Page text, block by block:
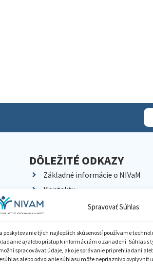
Spravovať Súhlas
poskytovanie tých najlepších skúseností používame
a/alebo prístup k informáciám o zariadení. Súhlas
spracovávať údaje, ako je správanie pri prehliadaní
alebo odvolanie súhlasu môže nepriaznivo ovplyvniť
DÔLEŽITÉ ODKAZY
Základné informácie o NIVaM
Kontakty
Kariéra
Pracoviská NIVaM
Dokumenty inštitúcie
Knižnica